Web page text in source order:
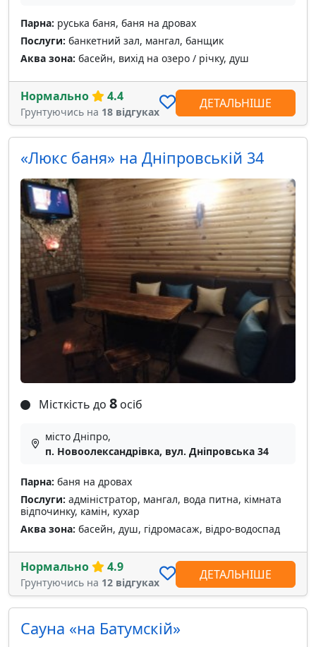
Парна: руська баня, баня на дровах
Послуги: банкетний зал, мангал, банщик
Аква зона: басейн, вихід на озеро / річку, душ
Нормально 4.4
Грунтуючись на 18 відгуках
ДЕТАЛЬНІШЕ
«Люкс баня» на Дніпровській 34
Місткість до 8 осіб
місто Дніпро,
п. Новоолександрівка, вул. Дніпровська 34
Парна: баня на дровах
Послуги: адміністратор, мангал, вода питна, кімната
відпочинку, камін, кухар
Аква зона: басейн, душ, гідромасаж, відро-водоспад
Нормально 4.9
Грунтуючись на 12 відгуках
ДЕТАЛЬНІШЕ
Сауна «на Батумскій»